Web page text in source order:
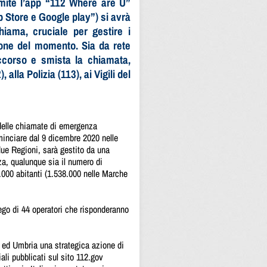
e Google play”) si avrà
cruciale per gestire i
del momento. Sia da rete
e smista la chiamata,
alla Polizia (113), ai Vigili del
chiamate di emergenza
dal 9 dicembre 2020 nelle
Regioni, sarà gestito da una
qualunque sia il numero di
abitanti (1.538.000 nelle Marche
di 44 operatori che risponderanno
Umbria una strategica azione di
pubblicati sul sito 112.gov